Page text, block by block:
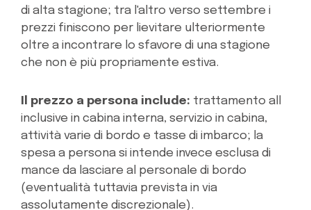
di alta stagione; tra l'altro verso settembre i
prezzi finiscono per lievitare ulteriormente
oltre a incontrare lo sfavore di una stagione
che non è più propriamente estiva.
Il prezzo a persona include: trattamento all
inclusive in cabina interna, servizio in cabina,
attività varie di bordo e tasse di imbarco; la
spesa a persona si intende invece esclusa di
mance da lasciare al personale di bordo
(eventualità tuttavia prevista in via
assolutamente discrezionale).